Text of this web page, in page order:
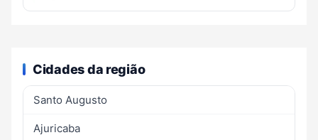
Cidades da região
Santo Augusto
Ajuricaba